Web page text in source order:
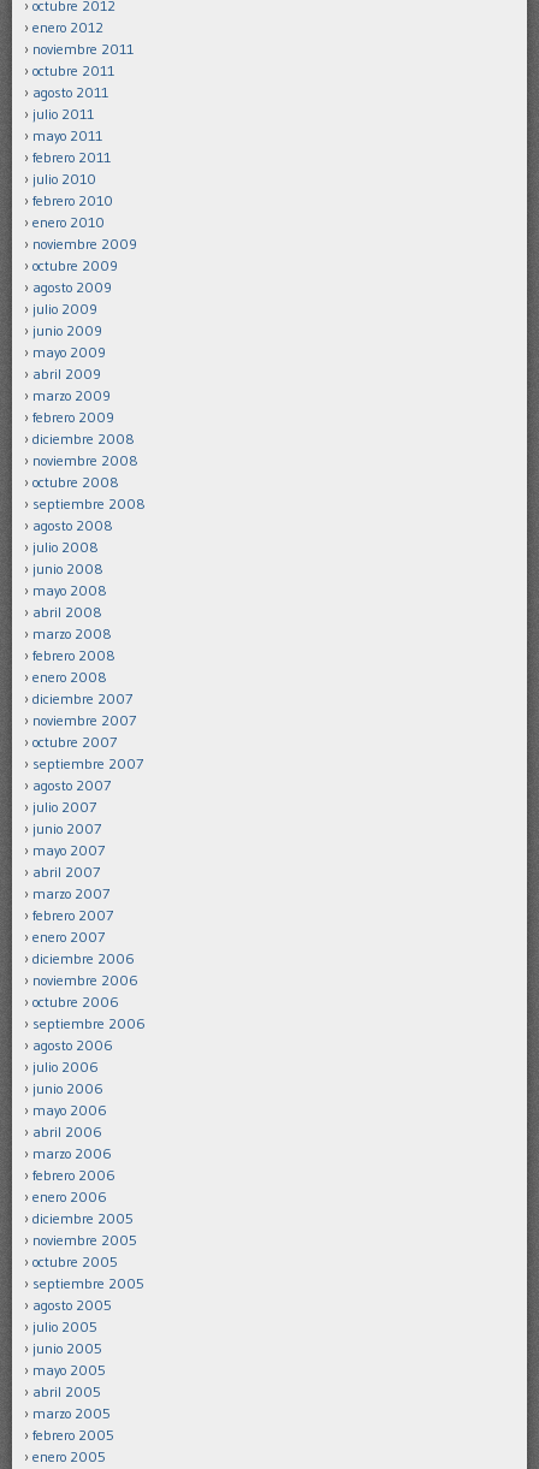
octubre 2012
enero 2012
noviembre 2011
octubre 2011
agosto 2011
julio 2011
mayo 2011
febrero 2011
julio 2010
febrero 2010
enero 2010
noviembre 2009
octubre 2009
agosto 2009
julio 2009
junio 2009
mayo 2009
abril 2009
marzo 2009
febrero 2009
diciembre 2008
noviembre 2008
octubre 2008
septiembre 2008
agosto 2008
julio 2008
junio 2008
mayo 2008
abril 2008
marzo 2008
febrero 2008
enero 2008
diciembre 2007
noviembre 2007
octubre 2007
septiembre 2007
agosto 2007
julio 2007
junio 2007
mayo 2007
abril 2007
marzo 2007
febrero 2007
enero 2007
diciembre 2006
noviembre 2006
octubre 2006
septiembre 2006
agosto 2006
julio 2006
junio 2006
mayo 2006
abril 2006
marzo 2006
febrero 2006
enero 2006
diciembre 2005
noviembre 2005
octubre 2005
septiembre 2005
agosto 2005
julio 2005
junio 2005
mayo 2005
abril 2005
marzo 2005
febrero 2005
enero 2005